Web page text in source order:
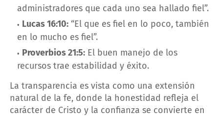
administradores que cada uno sea hallado fiel”.
Lucas 16:10: “El que es fiel en lo poco, también
en lo mucho es fiel”.
Proverbios 21:5: El buen manejo de los
recursos trae estabilidad y éxito.
La transparencia es vista como una extensión
natural de la fe, donde la honestidad refleja el
carácter de Cristo y la confianza se convierte en